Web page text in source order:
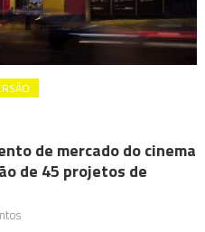
de mercado do cinema
de 45 projetos de